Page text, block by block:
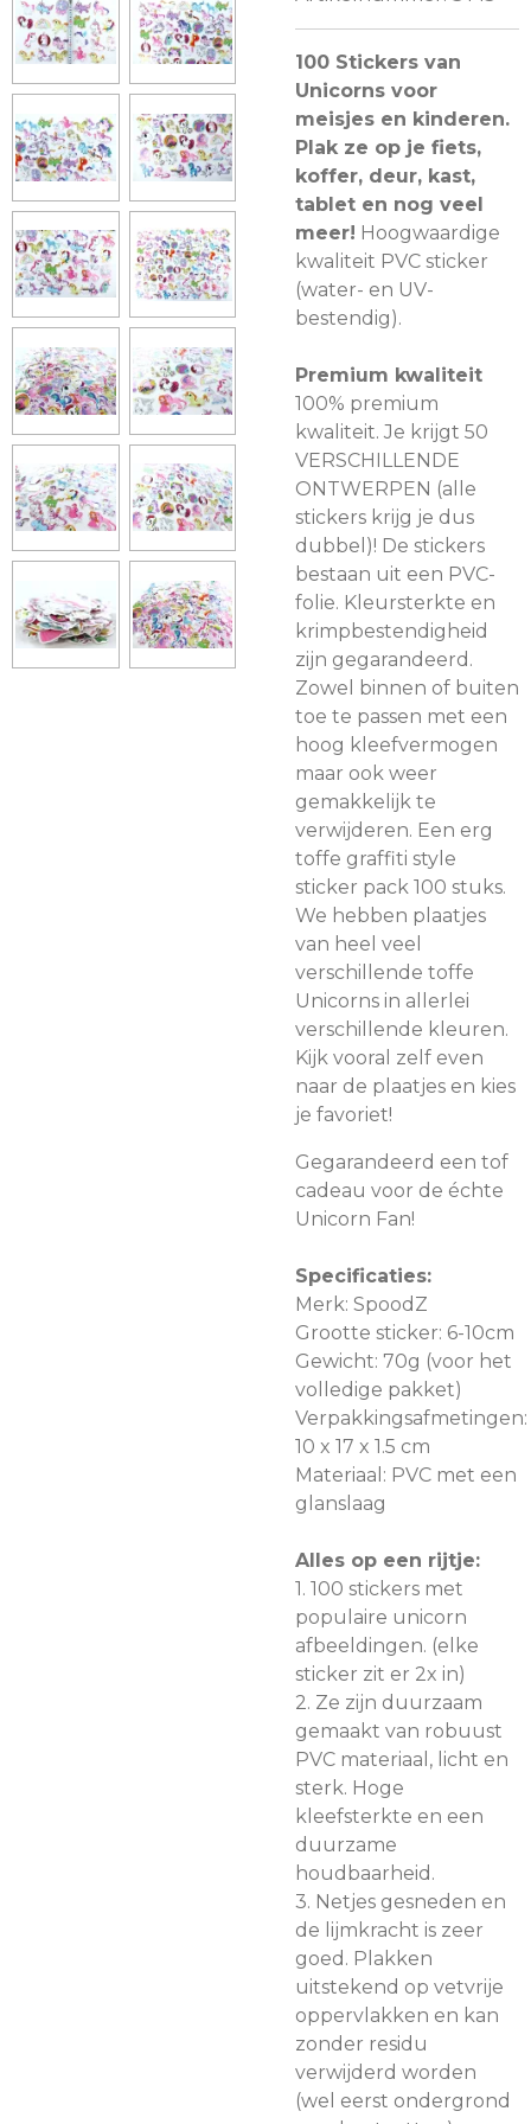
100 Stickers van
Unicorns voor
meisjes en kinderen.
Plak ze op je fiets,
koffer, deur, kast,
tablet en nog veel
meer! Hoogwaardige
kwaliteit PVC sticker
(water- en UV-
bestendig).
Premium kwaliteit
100% premium
kwaliteit. Je krijgt 50
VERSCHILLENDE
ONTWERPEN (alle
stickers krijg je dus
dubbel)! De stickers
bestaan uit een PVC-
folie. Kleursterkte en
krimpbestendigheid
zijn gegarandeerd.
Zowel binnen of buiten
toe te passen met een
hoog kleefvermogen
maar ook weer
gemakkelijk te
verwijderen. Een erg
toffe graffiti style
sticker pack 100 stuks.
We hebben plaatjes
van heel veel
verschillende toffe
Unicorns in allerlei
verschillende kleuren.
Kijk vooral zelf even
naar de plaatjes en kies
je favoriet!
Gegarandeerd een tof
cadeau voor de échte
Unicorn Fan!
Specificaties:
Merk: SpoodZ
Grootte sticker: 6-10cm
Gewicht: 70g (voor het
volledige pakket)
Verpakkingsafmetingen:
10 x 17 x 1.5 cm
Materiaal: PVC met een
glanslaag
Alles op een rijtje:
1. 100 stickers met
populaire unicorn
afbeeldingen. (elke
sticker zit er 2x in)
2. Ze zijn duurzaam
gemaakt van robuust
PVC materiaal, licht en
sterk. Hoge
kleefsterkte en een
duurzame
houdbaarheid.
3. Netjes gesneden en
de lijmkracht is zeer
goed. Plakken
uitstekend op vetvrije
oppervlakken en kan
zonder residu
verwijderd worden
(wel eerst ondergrond